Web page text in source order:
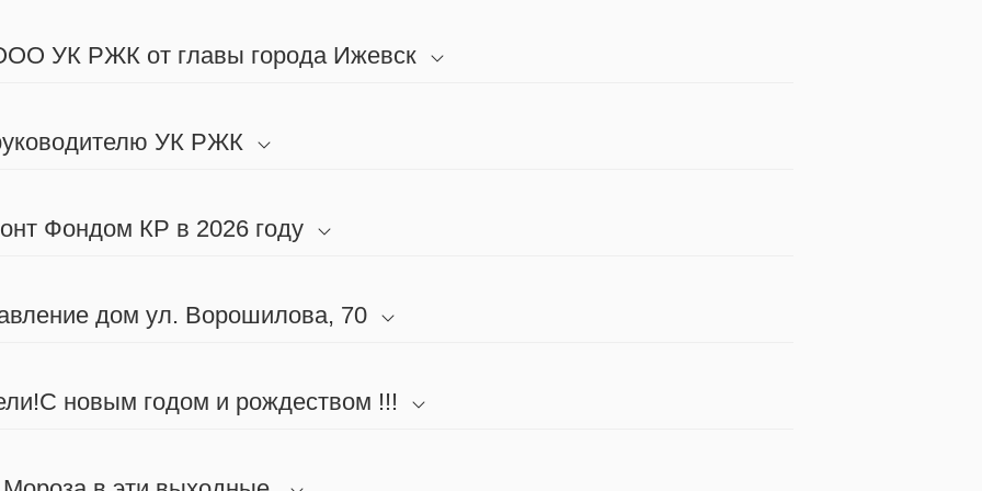
УК РЖК от главы города Ижевск
УК РЖК
Фондом КР в 2026 году
дом ул. Ворошилова, 70
новым годом и рождеством !!!